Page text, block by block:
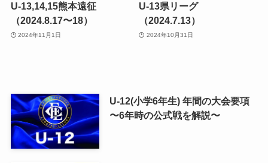
U-13,14,15熊本遠征
（2024.8.17〜18）
2024年11月1日
U-13県リーグ
（2024.7.13）
2024年10月31日
U-12(小学6年生) 年間の大会要項
〜6年時の公式戦を解説〜